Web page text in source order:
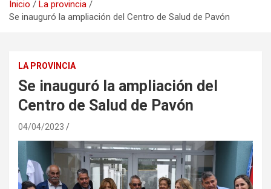
Inicio
La provincia
Se inauguró la ampliación del Centro de Salud de Pavón
LA PROVINCIA
Se inauguró la ampliación del
Centro de Salud de Pavón
04/04/2023